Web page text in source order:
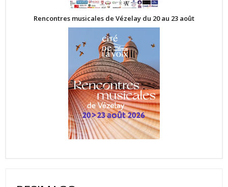
Rencontres musicales de Vézelay du 20 au 23 août